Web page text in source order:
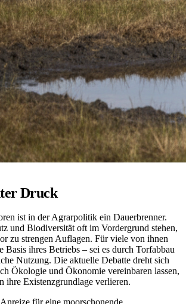
Druck
ist in der Agrarpolitik ein Dauerbrenner.
und Biodiversität oft im Vordergrund stehen,
zu strengen Auflagen. Für viele von ihnen
Basis ihres Betriebs – sei es durch Torfabbau
Nutzung. Die aktuelle Debatte dreht sich
Ökologie und Ökonomie vereinbaren lassen,
ihre Existenzgrundlage verlieren.
für eine moorschonende